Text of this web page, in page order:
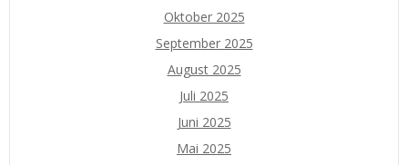
Oktober 2025
September 2025
August 2025
Juli 2025
Juni 2025
Mai 2025